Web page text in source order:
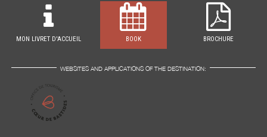
MON LIVRET D'ACCUEIL BOOK BROCHURE
WEBSITES AND APPLICATIONS OF THE DESTINATION: